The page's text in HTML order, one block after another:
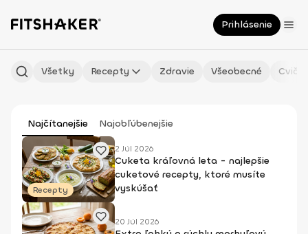
Prihlásenie
Všetky Recepty Zdravie Všeobecné
Najčítanejšie Najobľúbenejšie
Recepty
2 Júl 2026
Cuketa kráľovná leta - najlepšie
cuketové recepty, ktoré musíte
vyskúšať
20 Júl 2026